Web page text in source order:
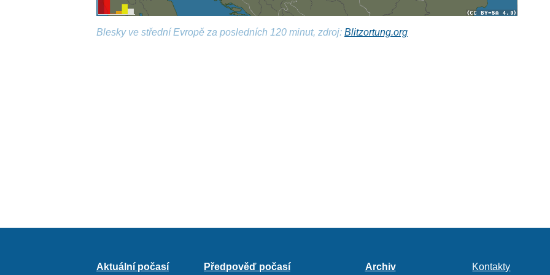
Blesky ve střední Evropě za posledních 120 minut, zdroj:Blitzortung.org
Aktuální počasí Předpověď počasí Archiv Kontakty